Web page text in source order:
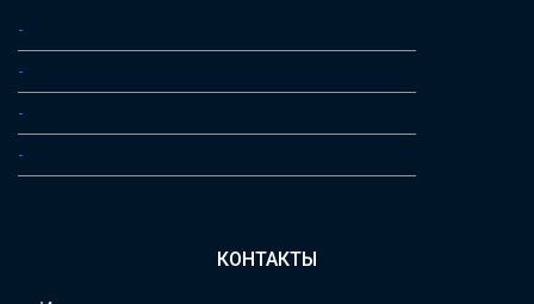
-
-
-
-
КОНТАКТЫ